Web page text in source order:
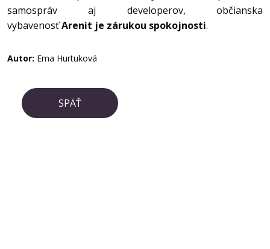
samospráv aj developerov, občianska
vybavenosťArenit je zárukou spokojnosti.
Autor: Ema Hurtuková
SPÄŤ